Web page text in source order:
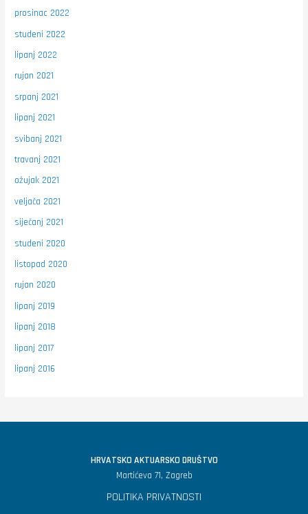
prosinac 2022
studeni 2022
lipanj 2022
rujan 2021
srpanj 2021
lipanj 2021
svibanj 2021
travanj 2021
ožujak 2021
veljača 2021
siječanj 2021
studeni 2020
listopad 2020
rujan 2020
lipanj 2019
lipanj 2018
lipanj 2017
lipanj 2016
HRVATSKO AKTUARSKO DRUŠTVO
Martićeva 71, Zagreb
POLITIKA PRIVATNOSTI